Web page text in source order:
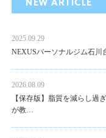
2025.09.29
NEXUSパーソナルジム石川
2026.08.09
【保存版】脂質を減らし過
が教…